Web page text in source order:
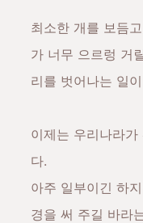
최소한 개를 보듬
가 너무 으르렁 거
리를 벗어나는 일
이제는 우리나라
다.
아주 일부이긴 하
경을 써 주길 바라